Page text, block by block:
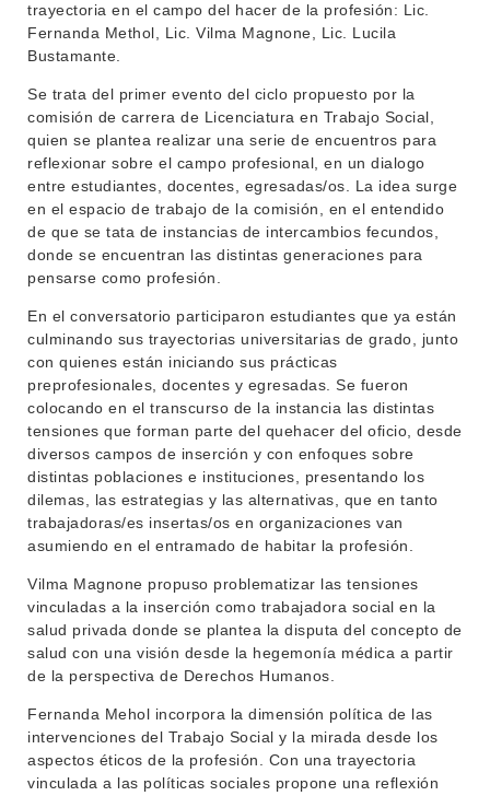
INSTITUCIONAL
DEPARTAMENTOS
ENSEÑANZA
INVESTIGACIÓN
LLAMADOS
NOTICIAS
CONTACTO
BEDELÍA
EVA FCS
OFERTA DE GRADO
EDUCACIÓN PERMANENTE
MOVILIDAD ACADÉMICA
BIBLIOTECA
trayectoria en el campo del hacer de la profesión: Lic.
Fernanda Methol, Lic. Vilma Magnone, Lic. Lucila
Bustamante.
Se trata del primer evento del ciclo propuesto por la
comisión de carrera de Licenciatura en Trabajo Social,
quien se plantea realizar una serie de encuentros para
reflexionar sobre el campo profesional, en un dialogo
entre estudiantes, docentes, egresadas/os. La idea surge
en el espacio de trabajo de la comisión, en el entendido
de que se tata de instancias de intercambios fecundos,
donde se encuentran las distintas generaciones para
pensarse como profesión.
En el conversatorio participaron estudiantes que ya están
culminando sus trayectorias universitarias de grado, junto
con quienes están iniciando sus prácticas
preprofesionales, docentes y egresadas. Se fueron
colocando en el transcurso de la instancia las distintas
tensiones que forman parte del quehacer del oficio, desde
diversos campos de inserción y con enfoques sobre
distintas poblaciones e instituciones, presentando los
dilemas, las estrategias y las alternativas, que en tanto
trabajadoras/es insertas/os en organizaciones van
asumiendo en el entramado de habitar la profesión.
Vilma Magnone propuso problematizar las tensiones
vinculadas a la inserción como trabajadora social en la
salud privada donde se plantea la disputa del concepto de
salud con una visión desde la hegemonía médica a partir
de la perspectiva de Derechos Humanos.
Fernanda Mehol incorpora la dimensión política de las
intervenciones del Trabajo Social y la mirada desde los
aspectos éticos de la profesión. Con una trayectoria
vinculada a las políticas sociales propone una reflexión